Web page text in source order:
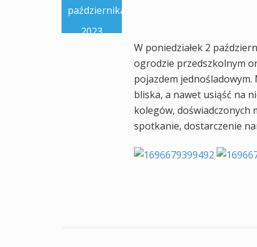
października,
2023
W poniedziałek 2
ogrodzie przedszkolnym
pojazdem jednośladowym.
bliska, a nawet usiąść na
kolegów, doświadczonych
spotkanie, dostarczenie